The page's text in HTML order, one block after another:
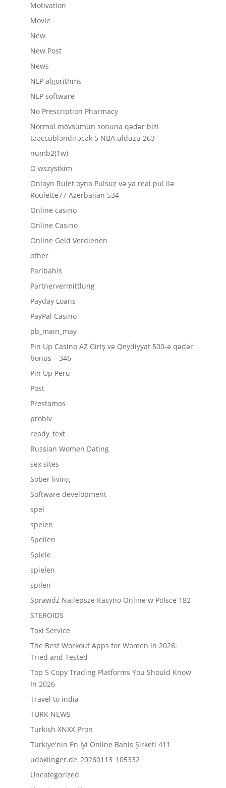
Motivation
Movie
New
New Post
News
NLP algorithms
NLP software
No Prescription Pharmacy
Normal mövsümün sonuna qədər bizi
təəccübləndirəcək 5 NBA ulduzu 263
numb2(1w)
O wszystkim
Onlayn Rulet oyna Pulsuz və ya real pul ilə
Roulette77 Azerbaijan 534
Online casino
Online Casino
Online Geld Verdienen
other
Paribahis
Partnervermittlung
Payday Loans
PayPal Casino
pb_main_may
Pin Up Casino AZ Giriş və Qeydiyyat 500-ə qədər
bonus – 346
Pin Up Peru
Post
Prestamos
probiv
ready_text
Russian Women Dating
sex sites
Sober living
Software development
spel
spelen
Spellen
Spiele
spielen
spilen
Sprawdź Najlepsze Kasyno Online w Polsce 182
STEROIDS
Taxi Service
The Best Workout Apps for Women in 2026:
Tried and Tested
Top 5 Copy Trading Platforms You Should Know
In 2026
Travel to india
TURK NEWS
Turkish XNXX Pron
Türkiye'nin En İyi Online Bahis Şirketi 411
udoklinger.de_20260113_105332
Uncategorized